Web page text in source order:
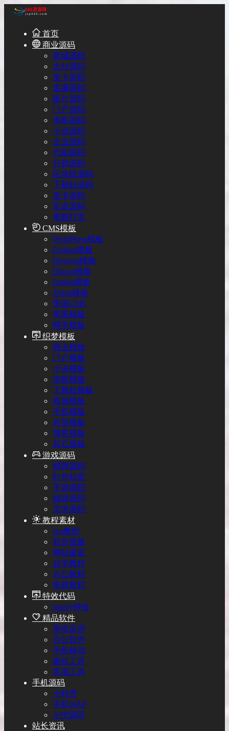
首页
商业源码
商城源码
支付源码
发卡源码
直播源码
图片源码
门户源码
淘客源码
小说源码
企业源码
代刷源码
分销源码
区块链源码
下载站源码
发卡源码
安卓源码
视频打赏
CMS模板
WordPress模板
Ecshop模板
Destoon模板
Discuz模板
Emlog模板
Zblog模板
帝国CMS
苹果模板
网页模板
织梦模板
商业模板
门户模板
小说模板
淘客模板
下载站模板
商城模板
手机模板
外贸模板
博客模板
其它模板
游戏源码
棋牌源码
红包扫雷
手游源码
端游源码
页游源码
教程素材
seo教程
软件搭建
网站建设
自学教程
办公教程
电商教程
特效代码
jquery特效
精品软件
系统应用
办公软件
手机移动
建站工具
常用工具
手机源码
小程序
手机WAP
APP源码
站长资讯